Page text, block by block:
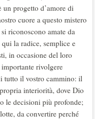
un progetto d’amore di
cuore a questo mistero
riconoscono amate da
la radice, semplice e
in occasione del loro
rivolgere
tutto il vostro cammino: il
interiorità, dove Dio
le decisioni più profonde;
da convertire perché